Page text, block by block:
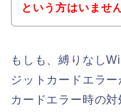
という方はいませ
もしも、縛りなし
ジットカードエラ
カードエラー時の